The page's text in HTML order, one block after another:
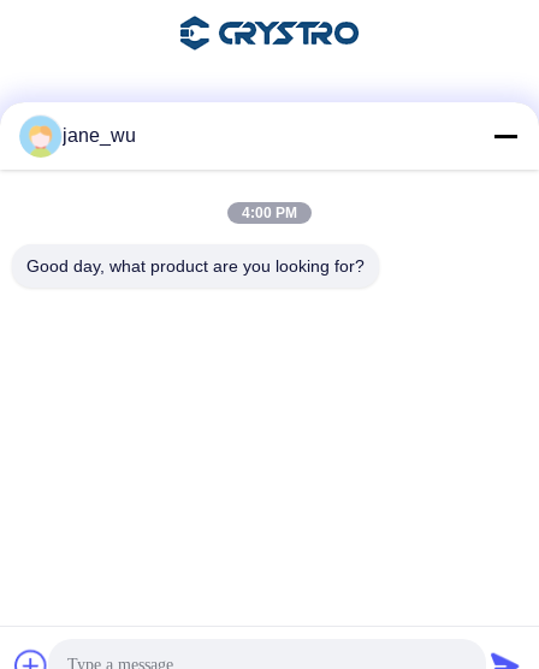
2018-2025 ANHUI CRYSTRO CRYSTAL MATERIALS Co., Ltd.
jane_wu
4:00 PM
Good day, what product are you looking for?